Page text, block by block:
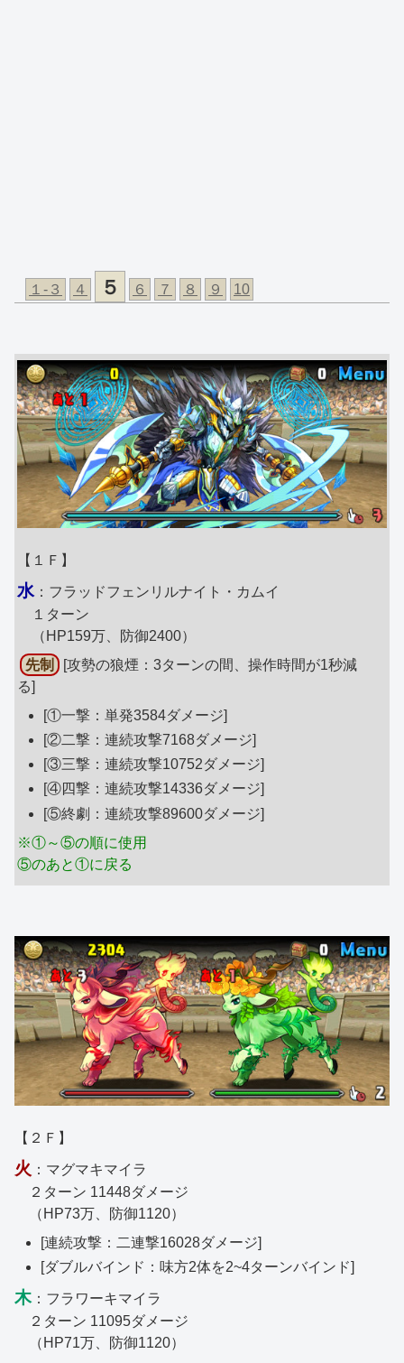
１-３ ４ ５ ６ ７ ８ ９ 10
【１Ｆ】
水：フラッドフェンリルナイト・カムイ
１ターン
（HP159万、防御2400）
先制
[攻勢の狼煙：3ターンの間、操作時間が1秒減
る]
[①一撃：単発3584ダメージ]
[②二撃：連続攻撃7168ダメージ]
[③三撃：連続攻撃10752ダメージ]
[④四撃：連続攻撃14336ダメージ]
[⑤終劇：連続攻撃89600ダメージ]
※①～⑤の順に使用
⑤のあと①に戻る
【２Ｆ】
火 ：マグマキマイラ
２ターン 11448ダメージ
（HP73万、防御1120）
[連続攻撃：二連撃16028ダメージ]
[ダブルバインド：味方2体を2~4ターンバインド]
木：フラワーキマイラ
２ターン 11095ダメージ
（HP71万、防御1120）